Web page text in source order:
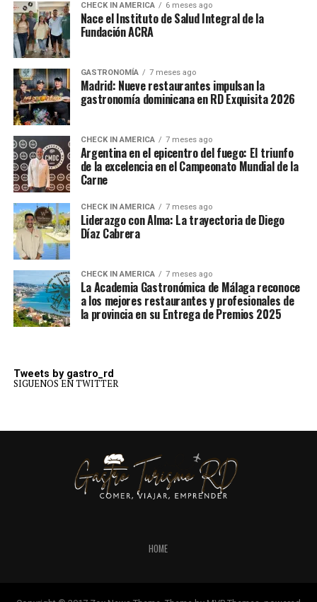
CHECK IN AMERICA 6 meses ago
Nace el Instituto de Salud Integral de la
Fundación ACRA
GASTRONOMÍA 7 meses ago
Madrid: Nueve restaurantes impulsan la
gastronomía dominicana en RD Exquisita 2026
CHECK IN AMERICA 7 meses ago
Argentina en el epicentro del fuego: El triunfo
de la excelencia en el Campeonato Mundial de la
Carne
CHECK IN AMERICA 7 meses ago
Liderazgo con Alma: La trayectoria de Diego
Díaz Cabrera
CHECK IN AMERICA 7 meses ago
La Academia Gastronómica de Málaga reconoce
a los mejores restaurantes y profesionales de
la provincia en su Entrega de Premios 2025
Tweets by gastro_rd
SIGUENOS EN TWITTER
HOME